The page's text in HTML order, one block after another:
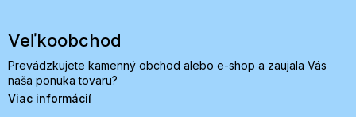
Veľkoobchod
Prevádzkujete kamenný obchod alebo e-shop a zaujala Vás
naša ponuka tovaru?
Viac informácií